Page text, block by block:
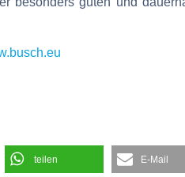
teilen E-Mail